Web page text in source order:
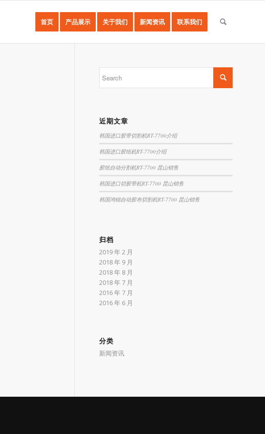
首页 产品展示 关于我们 新闻资讯 联系我们
近期文章
韩国进口胶带切割机RT-7700介绍
韩国进口胶纸机RT-7700介绍
胶纸自动分割机RT-7700 昆山销售
韩国进口切胶带机RT-7700 昆山销售
韩国鸿锦自动胶布切割机RT-7700 昆山销售
归档
2019 年 2 月
2018 年 9 月
2018 年 8 月
2018 年 7 月
2016 年 7 月
2016 年 6 月
分类
新闻资讯